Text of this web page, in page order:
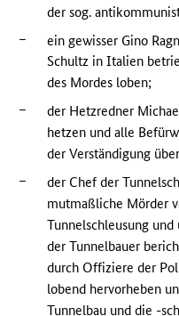
der sog.
–
ein gewisser Gino
Schultz in Italien
des Mordes loben;
–
der Hetzredner
hetzen und alle
der Verständigung
–
der Chef der
mutmaßliche Mörder
Tunnelschleusung
der Tunnelbauer
durch Offiziere der
lobend hervorheben
Tunnelbau und die -